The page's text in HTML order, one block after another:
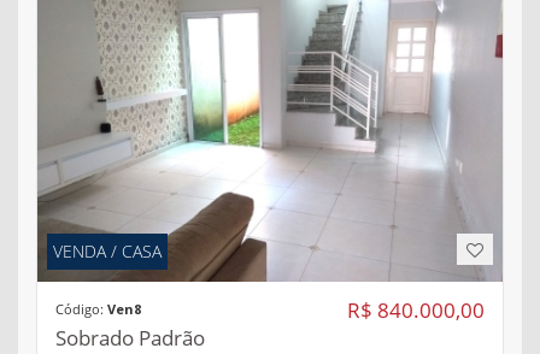
VENDA / CASA
R$ 840.000,00
Código: Ven8
Sobrado Padrão